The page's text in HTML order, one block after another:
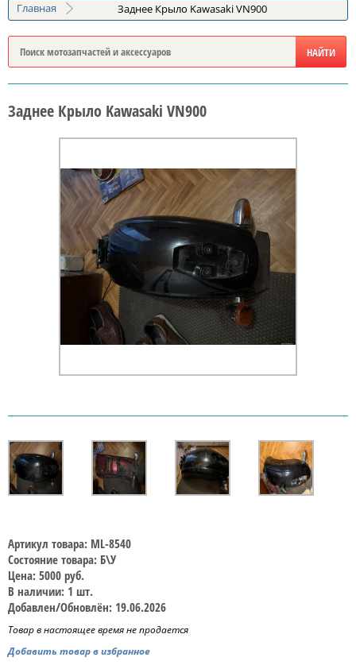
Главная Заднее Крыло Kawasaki VN900
Заднее Крыло Kawasaki VN900
Артикул товара: ML-8540
Состояние товара: Б\У
Цена: 5000 руб.
В наличии: 1 шт.
Добавлен/Обновлён: 19.06.2026
Товар в настоящее время не продается
Добавить товар в избранное